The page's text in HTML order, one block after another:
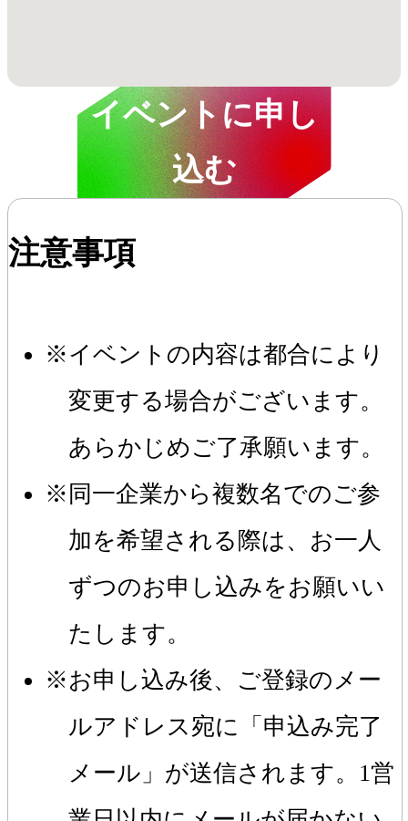
イベントに申し
込む
注意事項
イベントの内容は都合により
変更する場合がございます。
あらかじめご了承願います。
同一企業から複数名でのご参
加を希望される際は、お一人
ずつのお申し込みをお願いい
たします。
お申し込み後、ご登録のメー
ルアドレス宛に「申込み完了
メール」が送信されます。1営